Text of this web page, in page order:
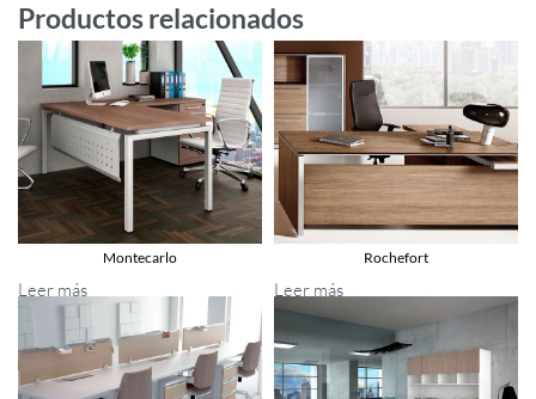
Productos relacionados
Montecarlo
Leer más
Rochefort
Leer más